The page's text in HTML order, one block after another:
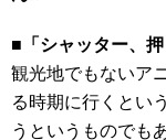
■「シャッター、押
観光地でもないア
る時期に行くとい
うというものでも